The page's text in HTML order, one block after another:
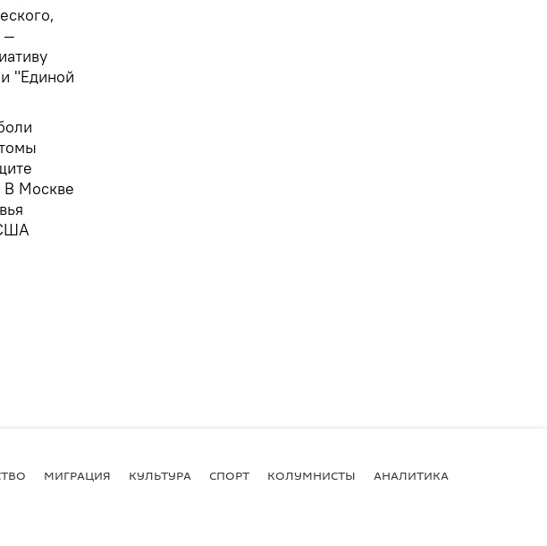
—
"Единой
В Москве
МИГРАЦИЯ КУЛЬТУРА СПОРТ КОЛУМНИСТЫ АНАЛИТИКА